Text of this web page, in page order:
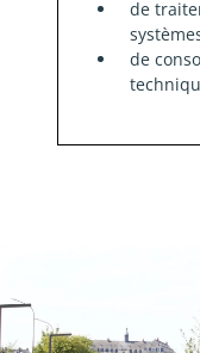
de
de